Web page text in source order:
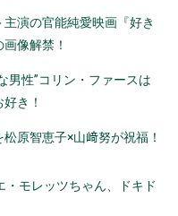
主演の官能純愛映画『好き
像解禁！
男性”コリン・ファースは
き！
原智恵子×山﨑努が祝福！
・モレッツちゃん、ドキド